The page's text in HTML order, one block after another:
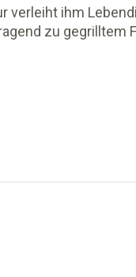
verleiht ihm
zu gegrilltem